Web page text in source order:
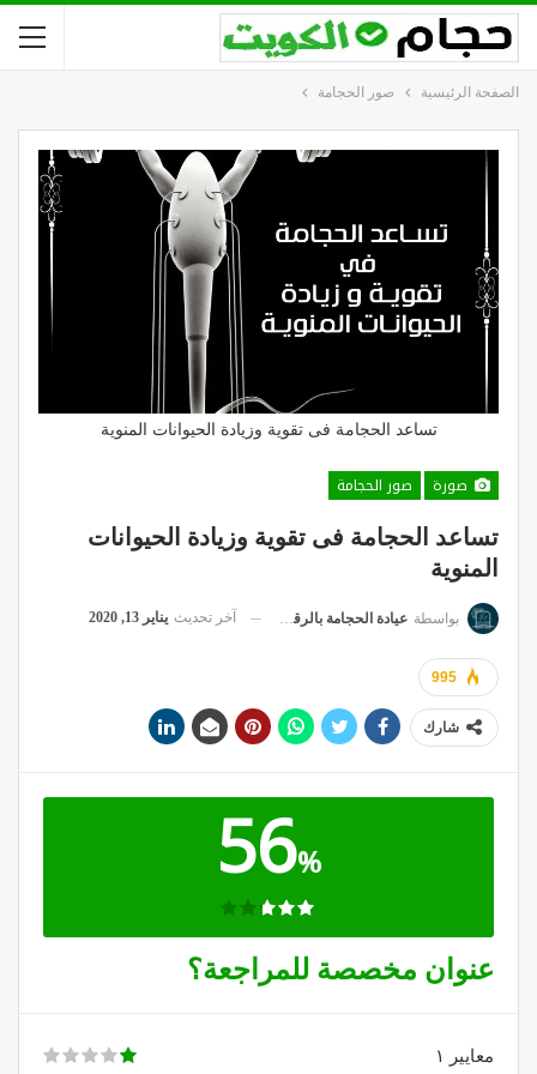
الصفحة الرئيسية صور الحجامة
تساعد الحجامة فى تقوية وزيادة الحيوانات المنوية
صورة
صور الحجامة
تساعد الحجامة فى تقوية وزيادة الحيوانات
المنوية
بواسطة عيادة الحجامة بالرقعي آخر تحديث يناير 13, 2020
995
شارك
56%
عنوان مخصصة للمراجعة؟
معايير ۱